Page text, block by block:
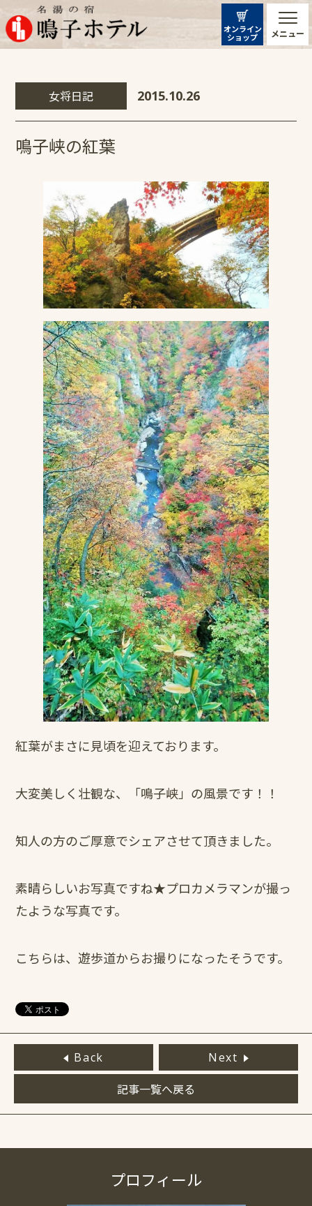
メニュー
オンライン
ショップ
女将日記 2015.10.26
鳴子峡の紅葉
紅葉がまさに見頃を迎えております。
大変美しく壮観な、「鳴子峡」の風景です！！
知人の方のご厚意でシェアさせて頂きました。
素晴らしいお写真ですね★プロカメラマンが撮っ
たような写真です。
こちらは、遊歩道からお撮りになったそうです。
Back Next
記事一覧へ戻る
プロフィール